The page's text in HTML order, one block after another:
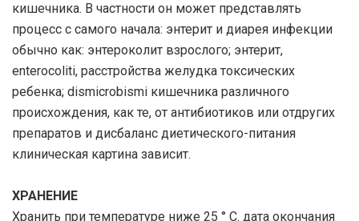
кишечника. В частности он может представлять
процесс с самого начала: энтерит и диарея инфекции
обычно как: энтероколит взрослого; энтерит,
enterocoliti, расстройства желудка токсических
ребенка; dismicrobismi кишечника различного
происхождения, как те, от антибиотиков или отдругих
препаратов и дисбаланс диетического-питания
клиническая картина зависит.
ХРАНЕНИЕ
Хранить при температуре ниже 25 ° C. дата окончания